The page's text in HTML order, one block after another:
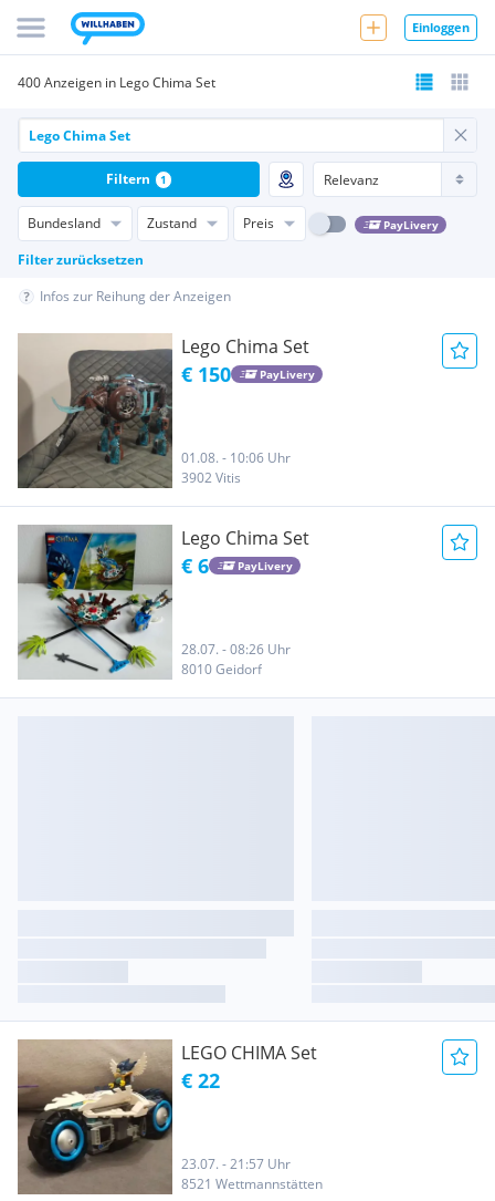
Einloggen
400 Anzeigen in Lego Chima Set
Bundesland Zustand Preis PayLivery
Filter zurücksetzen
Filtern 1
Infos zur Reihung der Anzeigen
Lego Chima Set
€ 150 PayLivery
01.08. - 10:06 Uhr
3902 Vitis
Lego Chima Set
€ 6 PayLivery
28.07. - 08:26 Uhr
8010 Geidorf
LEGO CHIMA Set
€ 22
23.07. - 21:57 Uhr
8521 Wettmannstätten